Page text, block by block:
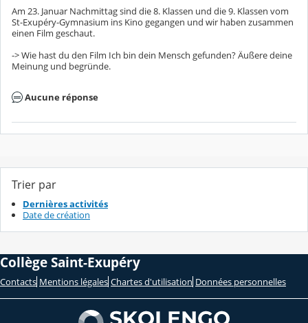
Am 23. Januar Nachmittag sind die 8. Klassen und die 9. Klassen vom
St-Exupéry-Gymnasium ins Kino gegangen und wir haben zusammen
einen Film geschaut.
-> Wie hast du den Film Ich bin dein Mensch gefunden? Äußere deine
Meinung und begründe.
Aucune réponse
Trier par
Dernières activités
Date de création
Collège Saint-Exupéry
Contacts Mentions légales Chartes d'utilisation Données personnelles